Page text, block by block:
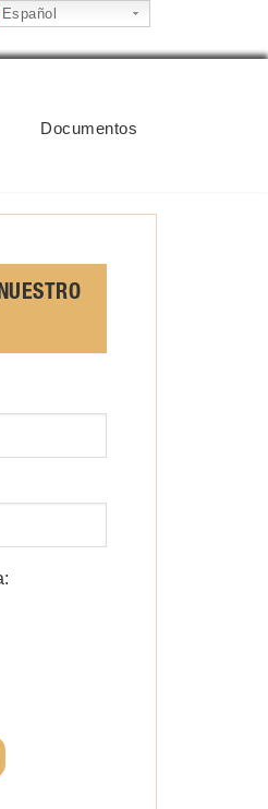
Documentos
Español